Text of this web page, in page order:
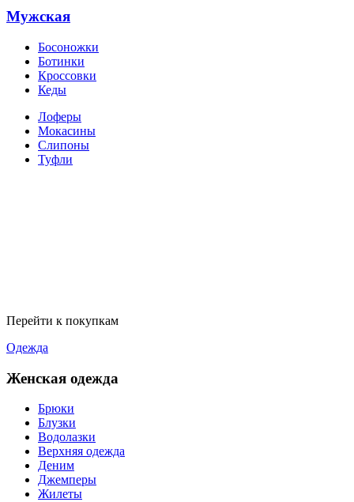
Мужская
Босоножки
Ботинки
Кроссовки
Кеды
Лоферы
Мокасины
Слипоны
Туфли
Перейти к покупкам
Одежда
Женская одежда
Брюки
Блузки
Водолазки
Верхняя одежда
Деним
Джемперы
Жилеты